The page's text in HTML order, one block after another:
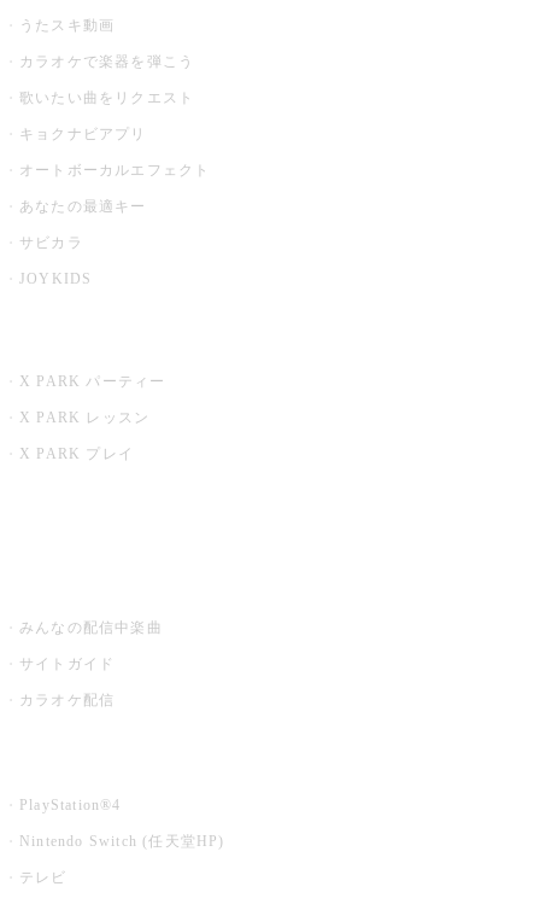
うたスキ動画
カラオケで楽器を弾こう
歌いたい曲をリクエスト
キョクナビアプリ
オートボーカルエフェクト
あなたの最適キー
サビカラ
JOYKIDS
X PARK パーティー
X PARK レッスン
X PARK プレイ
みんなの配信中楽曲
サイトガイド
カラオケ配信
PlayStation®4
Nintendo Switch (任天堂HP)
テレビ